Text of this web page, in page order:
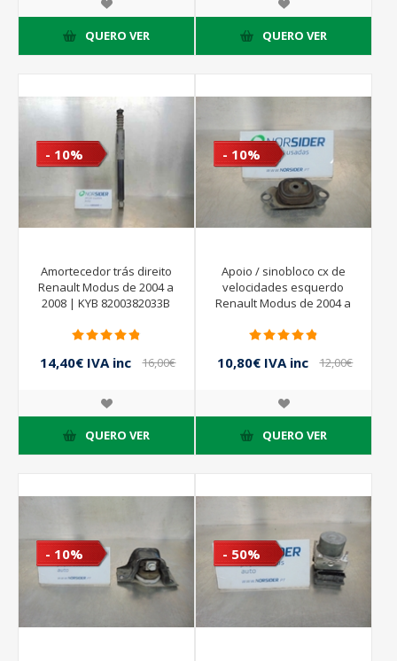
QUERO VER QUERO VER
- 10%
Amortecedor trás direito
Renault Modus de 2004 a
2008 | KYB 8200382033B
14,40€ IVA inc
16,00€
QUERO VER
- 10%
Apoio / sinobloco cx de
velocidades esquerdo
Renault Modus de 2004 a
10,80€ IVA inc
12,00€
QUERO VER
- 10% - 50%